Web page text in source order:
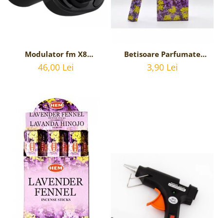
Modulator fm X8
bluetooth 5.0 cu
handsfree, modulator FM,
46,00 Lei
Betisoare Parfumate
Lavender Fennel cu
parfum de Lavanda - 20
3,90 Lei